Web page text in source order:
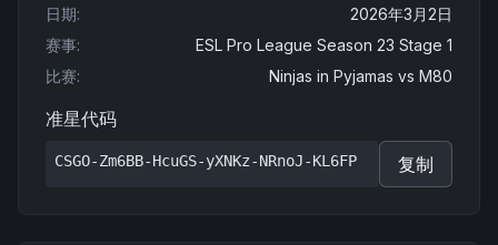
日期:
2026年3月2日
赛事:
ESL Pro League Season 23 Stage 1
比赛: Ninjas in Pyjamas vs M80
准星代码
CSGO-Zm6BB-HcuGS-yXNKz-NRnoJ-KL6FP 复制